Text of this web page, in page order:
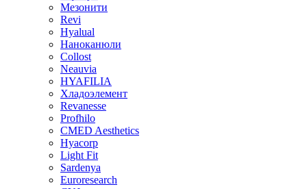
Мезонити
Revi
Hyalual
Наноканюли
Collost
Neauvia
HYAFILIA
Хладоэлемент
Revanesse
Profhilo
CMED Aesthetics
Hyacorp
Light Fit
Sardenya
Euroresearch